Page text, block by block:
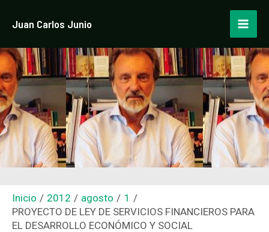
Juan Carlos Junio
Inicio 2012 agosto
1
PROYECTO DE LEY DE SERVICIOS FINANCIEROS PARA
EL DESARROLLO ECONÓMICO Y SOCIAL
de